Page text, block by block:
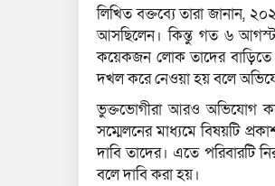
লিখিত বক্তব্যে তারা জানান,
আসছিলেন। কিন্তু গত ৬ আগস্ট
কয়েকজন লোক তাদের বাড়িতে
দখল করে নেওয়া হয় বলে
ভুক্তভোগীরা আরও অভিযোগ
সম্মেলনের মাধ্যমে বিষয়টি
দাবি তাদের। এতে পরিবারটি
বলে দাবি করা হয়।